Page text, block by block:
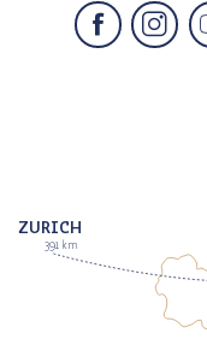
ZURICH
391 km